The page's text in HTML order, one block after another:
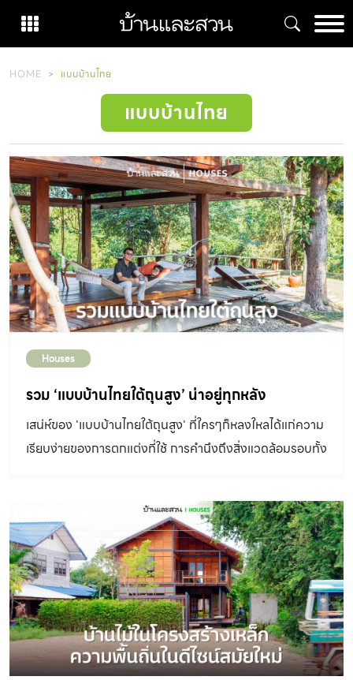
content
HOME แบบบ้านไทย
แบบบ้านไทย
Houses
รวม ‘แบบบ้านไทยใต้ถุนสูง’ น่าอยู่ทุกหลัง
เสน่ห์ของ 'แบบบ้านไทยใต้ถุนสูง' ที่ใครๆก็หลงใหลได้แก่ความ
เรียบง่ายของการตกแต่งที่ใช้ การคำนึงถึงสิ่งแวดล้อมรอบทั้ง